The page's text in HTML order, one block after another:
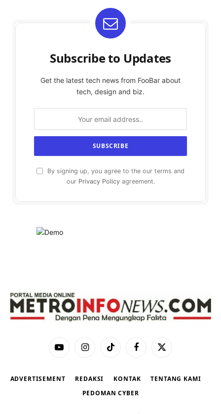
Subscribe to Updates
Get the latest tech news from FooBar about
tech, design and biz.
By signing up, you agree to the our terms and
our Privacy Policyagreement.
YouTubeInstagramTikTok Facebook
X
ADVERTISEMENT REDAKSI KONTAK
TENTANG KAMI
PEDOMAN CYBER